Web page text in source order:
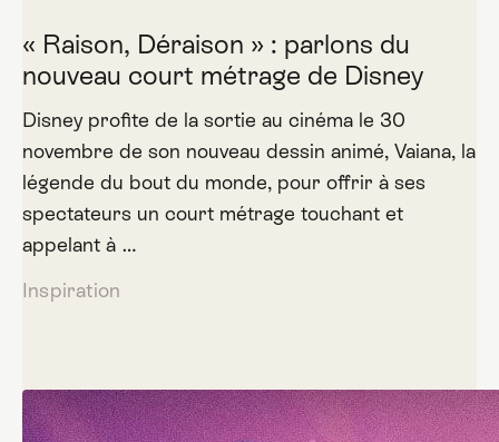
« Raison, Déraison » : parlons du
nouveau court métrage de Disney
Disney profite de la sortie au cinéma le 30
novembre de son nouveau dessin animé, Vaiana, la
légende du bout du monde, pour offrir à ses
spectateurs un court métrage touchant et
appelant à …
Inspiration